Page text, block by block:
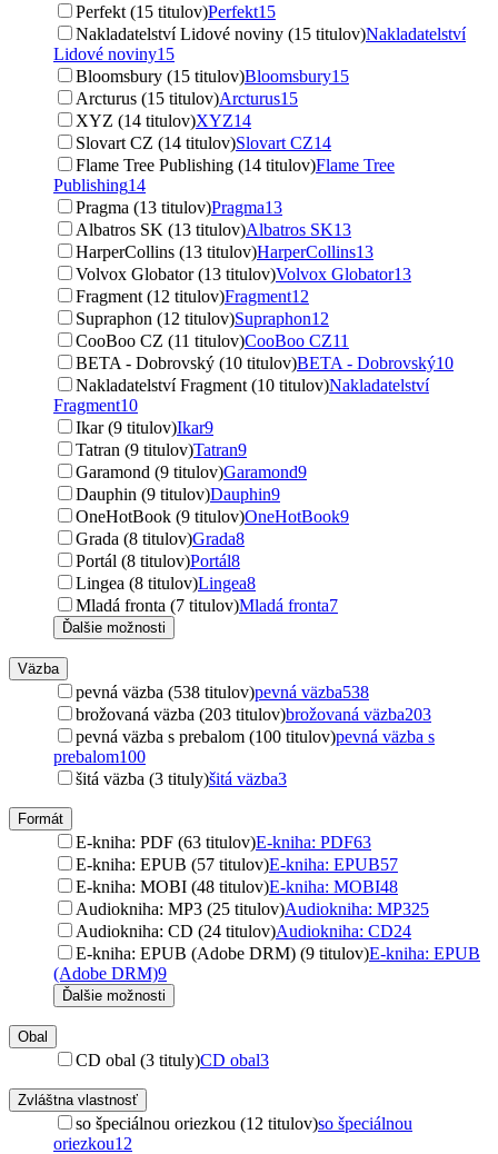
Perfekt (15 titulov)Perfekt15
Nakladatelství Lidové noviny (15 titulov)Nakladatelství
Lidové noviny15
Bloomsbury (15 titulov)Bloomsbury15
Arcturus (15 titulov)Arcturus15
XYZ (14 titulov)XYZ14
Slovart CZ (14 titulov)Slovart CZ14
Flame Tree Publishing (14 titulov)Flame Tree
Publishing14
Pragma (13 titulov)Pragma13
Albatros SK (13 titulov)Albatros SK13
HarperCollins (13 titulov)HarperCollins13
Volvox Globator (13 titulov)Volvox Globator13
Fragment (12 titulov)Fragment12
Supraphon (12 titulov)Supraphon12
CooBoo CZ (11 titulov)CooBoo CZ11
BETA - Dobrovský (10 titulov)BETA - Dobrovský10
Nakladatelství Fragment (10 titulov)Nakladatelství
Fragment10
Ikar (9 titulov)Ikar9
Tatran (9 titulov)Tatran9
Garamond (9 titulov)Garamond9
Dauphin (9 titulov)Dauphin9
OneHotBook (9 titulov)OneHotBook9
Grada (8 titulov)Grada8
Portál (8 titulov)Portál8
Lingea (8 titulov)Lingea8
Mladá fronta (7 titulov)Mladá fronta7
Ďalšie možnosti
Väzba
pevná väzba (538 titulov)pevná väzba538
brožovaná väzba (203 titulov)brožovaná väzba203
pevná väzba s prebalom (100 titulov)pevná väzba s
prebalom100
šitá väzba (3 tituly)šitá väzba3
Formát
E-kniha: PDF (63 titulov)E-kniha: PDF63
E-kniha: EPUB (57 titulov)E-kniha: EPUB57
E-kniha: MOBI (48 titulov)E-kniha: MOBI48
Audiokniha: MP3 (25 titulov)Audiokniha: MP325
Audiokniha: CD (24 titulov)Audiokniha: CD24
E-kniha: EPUB (Adobe DRM) (9 titulov)E-kniha: EPUB
(Adobe DRM)9
Ďalšie možnosti
Obal
CD obal (3 tituly)CD obal3
Zvláštna vlastnosť
so špeciálnou oriezkou (12 titulov)so špeciálnou
oriezkou12